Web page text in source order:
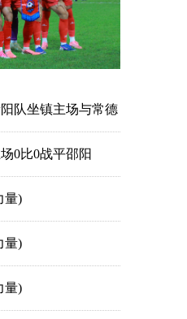
队坐镇主场与常德
0比0战平邵阳
量)
量)
量)